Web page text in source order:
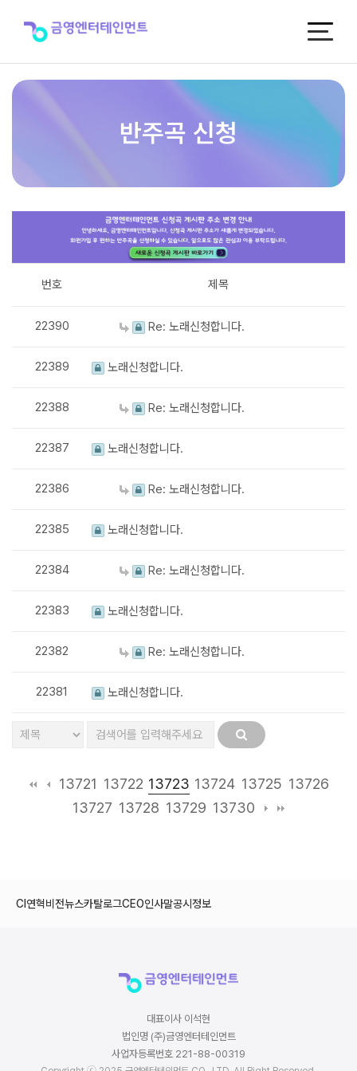
반주곡 신청
번호 제목
22390 Re: 노래신청합니다.
22389 노래신청합니다.
22388 Re: 노래신청합니다.
22387 노래신청합니다.
22386 Re: 노래신청합니다.
22385 노래신청합니다.
22384 Re: 노래신청합니다.
22383 노래신청합니다.
22382 Re: 노래신청합니다.
22381 노래신청합니다.
13721 13722 13723 13724 13725 13726
13727 13728 13729 13730
CI 연혁비전뉴스카탈로그CEO인사말공시정보
대표이사 이석현
법인명 (주)금영엔터테인먼트
사업자등록번호 221-88-00319